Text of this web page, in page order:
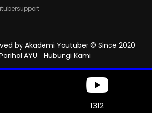
by Akademi Youtuber © Since 2020
Perihal AYU
Hubungi Kami
1312